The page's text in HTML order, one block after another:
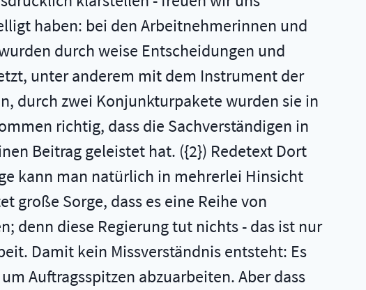
haben: bei den Arbeitnehmerinnen und
durch weise Entscheidungen und
unter anderem mit dem Instrument der
durch zwei Konjunkturpakete wurden sie in
richtig, dass die Sachverständigen in
Beitrag geleistet hat. ({2}) Redetext Dort
kann man natürlich in mehrerlei Hinsicht
große Sorge, dass es eine Reihe von
denn diese Regierung tut nichts - das ist nur
Damit kein Missverständnis entsteht: Es
Auftragsspitzen abzuarbeiten. Aber dass